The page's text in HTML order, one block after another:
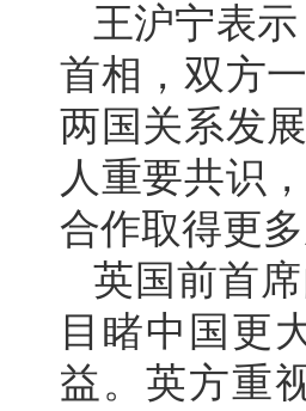
王沪宁表
首相，双方
两国关系发
人重要共识
合作取得更
英国前首
目睹中国更
益。英方重